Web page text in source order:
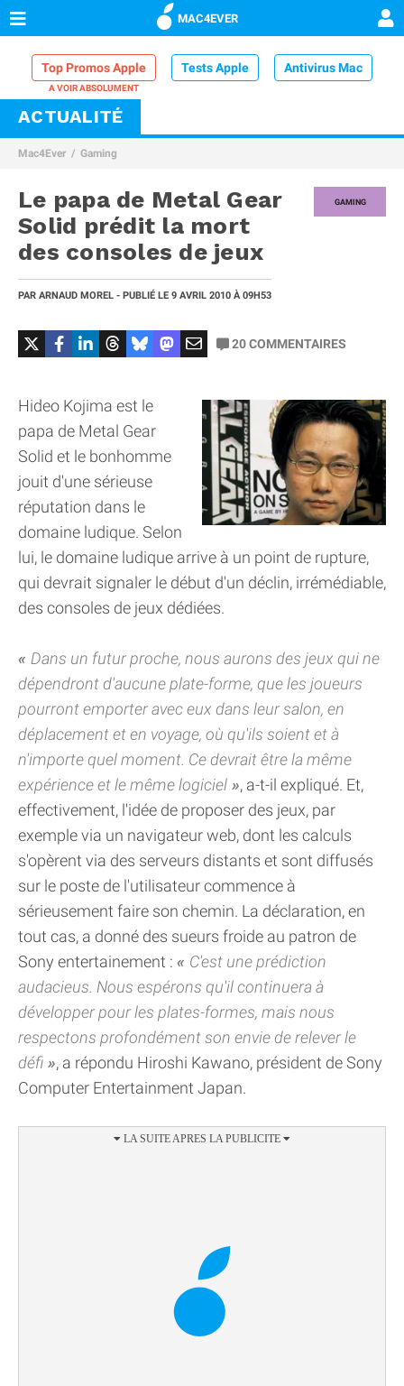
MAC4EVER
Top Promos Apple Tests Apple Antivirus Mac
VPN Mac
Comparatif iPhone
ACTUALITÉ
Mac4Ever Gaming
GAMING
Le papa de Metal Gear
Solid prédit la mort
des consoles de jeux
PAR ARNAUD MOREL - PUBLIÉ LE 9 AVRIL 2010 À 09H53
20COMMENTAIRES
Hideo Kojima est le
papa de Metal Gear
Solid et le bonhomme
jouit d'une sérieuse
réputation dans le
domaine ludique. Selon
lui, le domaine ludique arrive à un point de rupture,
qui devrait signaler le début d'un déclin, irrémédiable,
des consoles de jeux dédiées.
Dans un futur proche, nous aurons des jeux qui ne
dépendront d'aucune plate-forme, que les joueurs
pourront emporter avec eux dans leur salon, en
déplacement et en voyage, où qu'ils soient et à
n'importe quel moment. Ce devrait être la même
expérience et le même logiciel
, a-t-il expliqué. Et,
effectivement, l'idée de proposer des jeux, par
exemple via un navigateur web, dont les calculs
s'opèrent via des serveurs distants et sont diffusés
sur le poste de l'utilisateur commence à
sérieusement faire son chemin. La déclaration, en
tout cas, a donné des sueurs froide au patron de
Sony entertainement :
C'est une prédiction
audacieus. Nous espérons qu'il continuera à
développer pour les plates-formes, mais nous
respectons profondément son envie de relever le
défi
, a répondu Hiroshi Kawano, président de Sony
Computer Entertainment Japan.